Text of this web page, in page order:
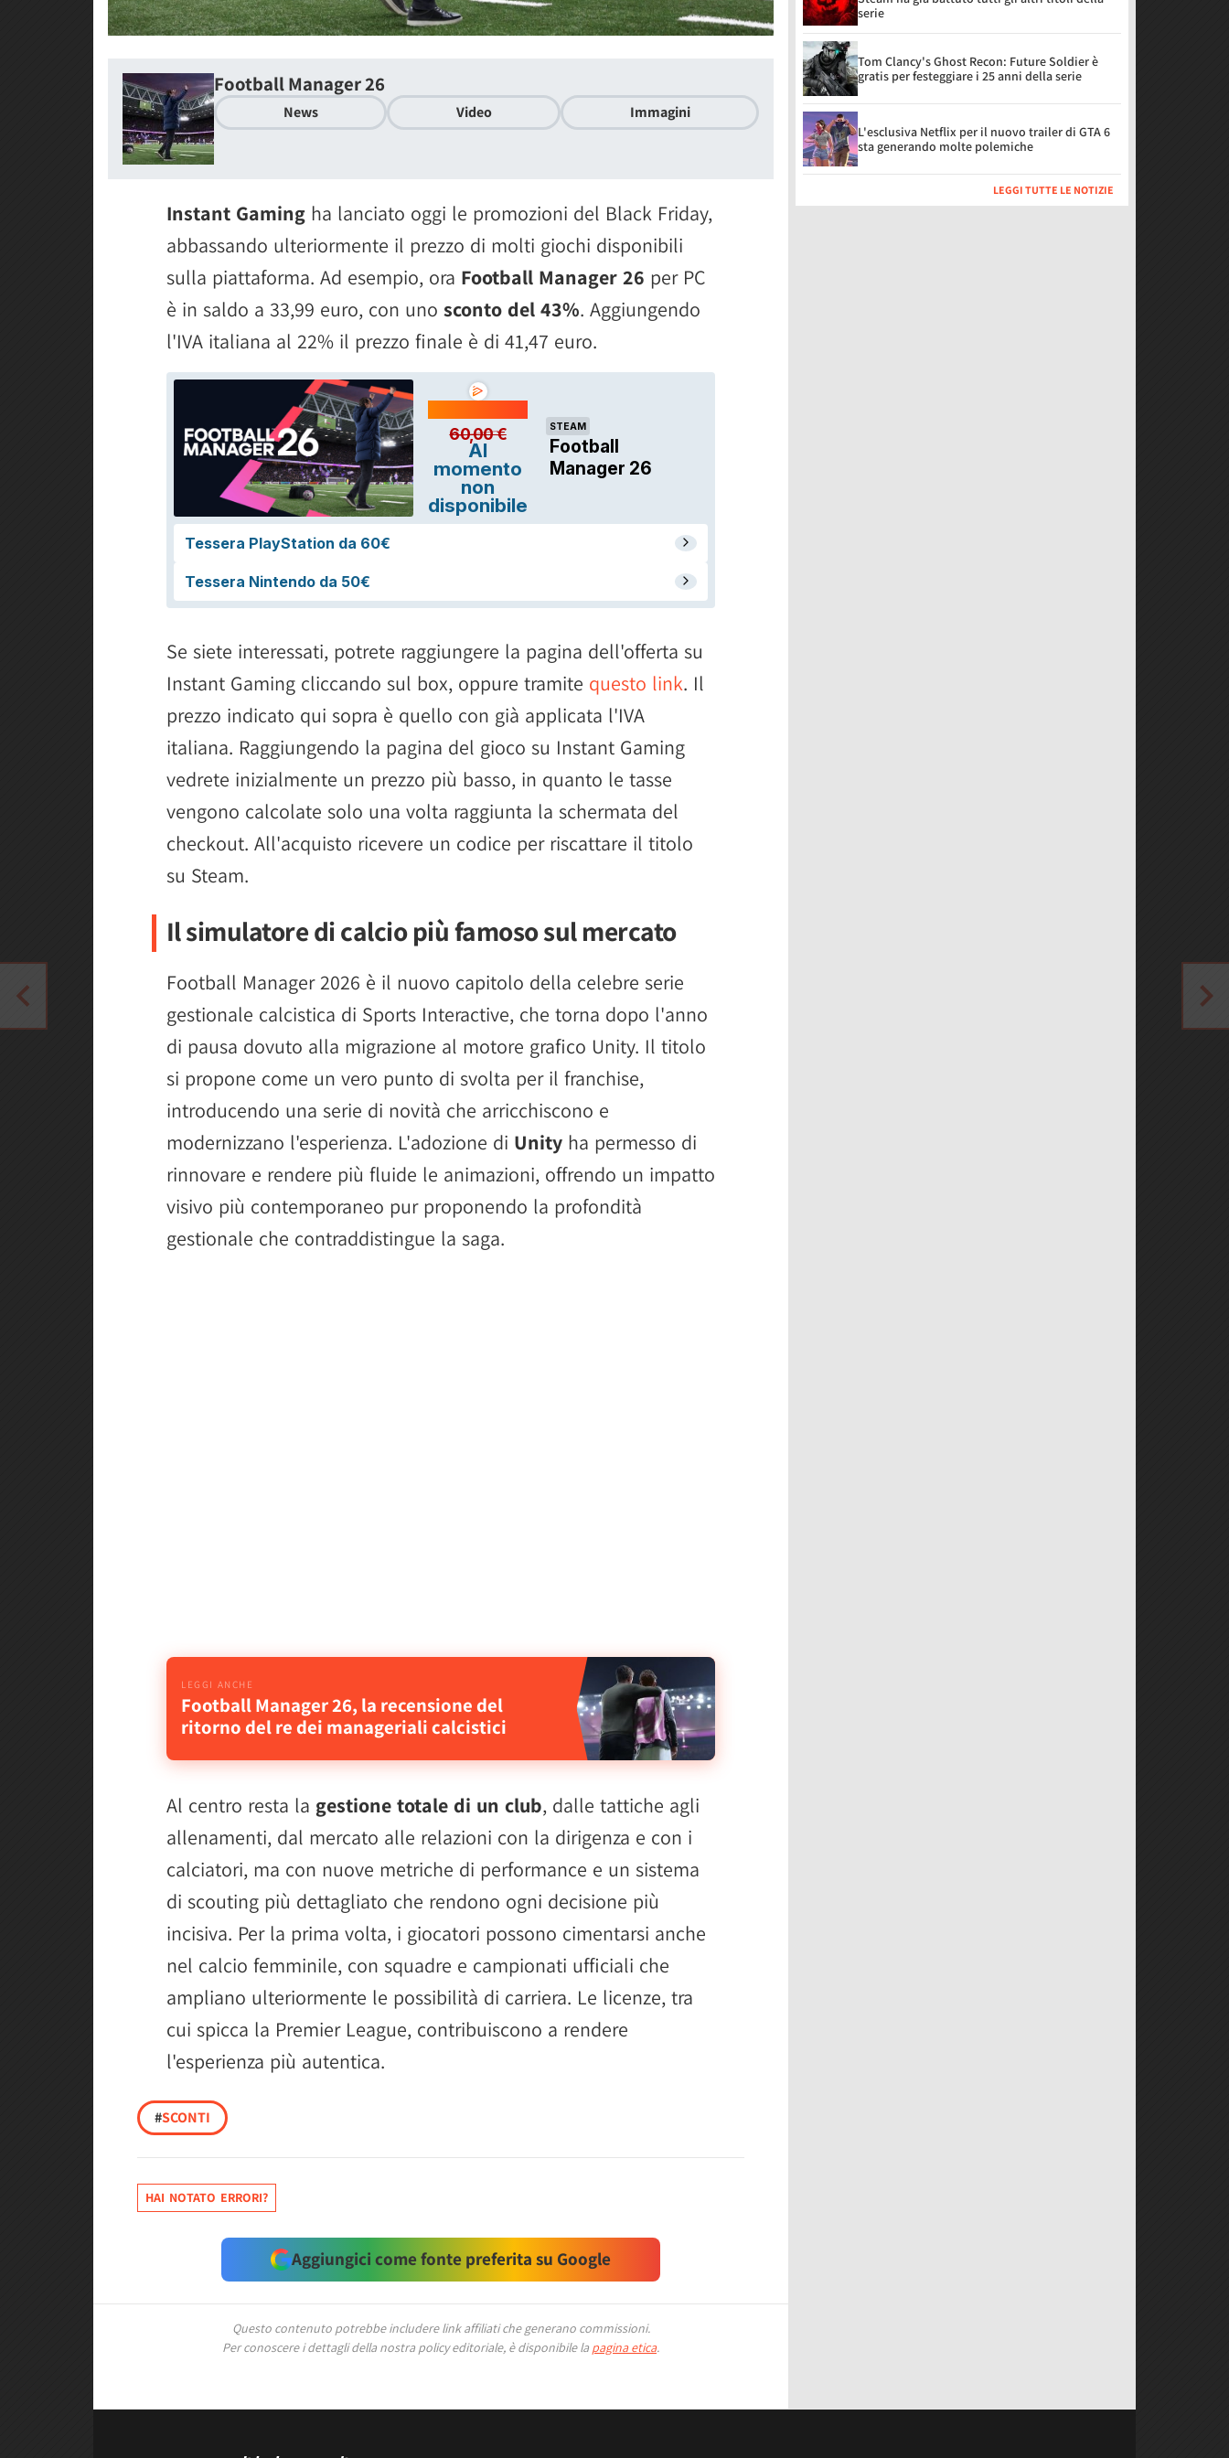
Football Manager 26
News Video Immagini
Instant Gaming ha lanciato oggi le promozioni del Black Friday,
abbassando ulteriormente il prezzo di molti giochi disponibili
sulla piattaforma. Ad esempio, ora Football Manager 26 per PC
è in saldo a 33,99 euro, con uno sconto del 43%. Aggiungendo
l'IVA italiana al 22% il prezzo finale è di 41,47 euro.
Se siete interessati, potrete raggiungere la pagina dell'offerta su
Instant Gaming cliccando sul box, oppure tramite questo link. Il
prezzo indicato qui sopra è quello con già applicata l'IVA
italiana. Raggiungendo la pagina del gioco su Instant Gaming
vedrete inizialmente un prezzo più basso, in quanto le tasse
vengono calcolate solo una volta raggiunta la schermata del
checkout. All'acquisto ricevere un codice per riscattare il titolo
su Steam.
Il simulatore di calcio più famoso sul mercato
Football Manager 2026 è il nuovo capitolo della celebre serie
gestionale calcistica di Sports Interactive, che torna dopo l'anno
di pausa dovuto alla migrazione al motore grafico Unity. Il titolo
si propone come un vero punto di svolta per il franchise,
introducendo una serie di novità che arricchiscono e
modernizzano l'esperienza. L'adozione di Unity ha permesso di
rinnovare e rendere più fluide le animazioni, offrendo un impatto
visivo più contemporaneo pur proponendo la profondità
gestionale che contraddistingue la saga.
Football Manager 26, la recensione del
ritorno del re dei manageriali calcistici
Al centro resta la gestione totale di un club, dalle tattiche agli
allenamenti, dal mercato alle relazioni con la dirigenza e con i
calciatori, ma con nuove metriche di performance e un sistema
di scouting più dettagliato che rendono ogni decisione più
incisiva. Per la prima volta, i giocatori possono cimentarsi anche
nel calcio femminile, con squadre e campionati ufficiali che
ampliano ulteriormente le possibilità di carriera. Le licenze, tra
cui spicca la Premier League, contribuiscono a rendere
l'esperienza più autentica.
#SCONTI
HAI NOTATO ERRORI?
Aggiungici come fonte preferita su Google
Questo contenuto potrebbe includere link affiliati che generano commissioni.
Per conoscere i dettagli della nostra policy editoriale, è disponibile la pagina etica.
serie
Tom Clancy's Ghost Recon: Future Soldier è
gratis per festeggiare i 25 anni della serie
L'esclusiva Netflix per il nuovo trailer di GTA 6
sta generando molte polemiche
LEGGI TUTTE LE NOTIZIE